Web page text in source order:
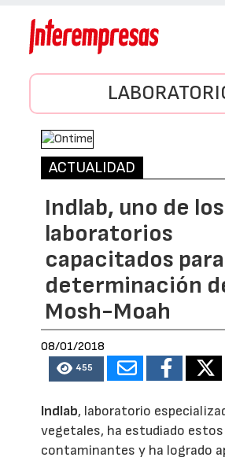
ACTUALIDAD
Indlab, uno de
laboratorios
capacitados
determinación
Mosh-Moah
08/01/2018
455
Indlab, laboratorio
vegetales, ha estudiado estos
contaminantes y ha logrado